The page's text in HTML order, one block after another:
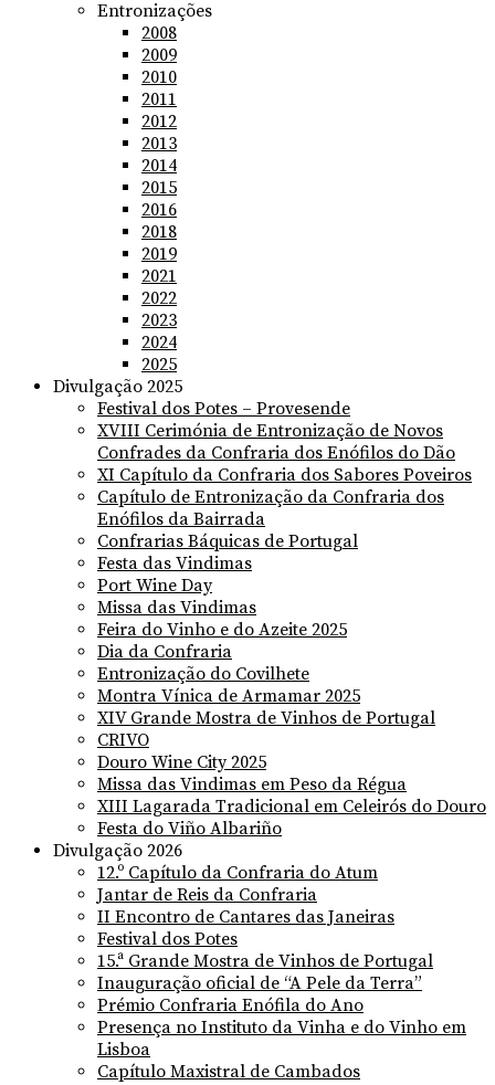
Entronizações
2008
2009
2010
2011
2012
2013
2014
2015
2016
2018
2019
2021
2022
2023
2024
2025
Divulgação 2025
Festival dos Potes – Provesende
XVIII Cerimónia de Entronização de Novos
Confrades da Confraria dos Enófilos do Dão
XI Capítulo da Confraria dos Sabores Poveiros
Capítulo de Entronização da Confraria dos
Enófilos da Bairrada
Confrarias Báquicas de Portugal
Festa das Vindimas
Port Wine Day
Missa das Vindimas
Feira do Vinho e do Azeite 2025
Dia da Confraria
Entronização do Covilhete
Montra Vínica de Armamar 2025
XIV Grande Mostra de Vinhos de Portugal
CRIVO
Douro Wine City 2025
Missa das Vindimas em Peso da Régua
XIII Lagarada Tradicional em Celeirós do Douro
Festa do Viño Albariño
Divulgação 2026
12.º Capítulo da Confraria do Atum
Jantar de Reis da Confraria
II Encontro de Cantares das Janeiras
Festival dos Potes
15.ª Grande Mostra de Vinhos de Portugal
Inauguração oficial de “A Pele da Terra”
Prémio Confraria Enófila do Ano
Presença no Instituto da Vinha e do Vinho em
Lisboa
Capítulo Maxistral de Cambados